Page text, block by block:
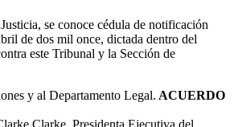
se conoce cédula de notificación
de dos mil once, dictada dentro del
este Tribunal y la Sección de
y al Departamento Legal. ACUERDO
Clarke, Presidenta Ejecutiva del